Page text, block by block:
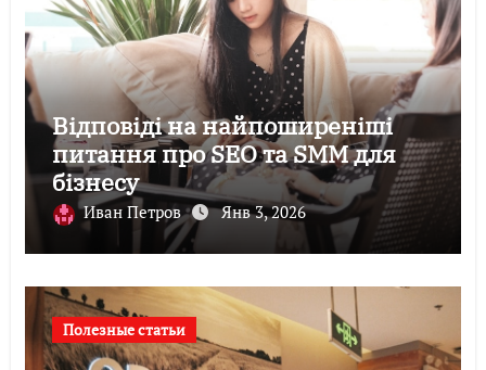
Відповіді на найпоширеніші
питання про SEO та SMM для
бізнесу
Иван Петров Янв 3, 2026
Полезные статьи